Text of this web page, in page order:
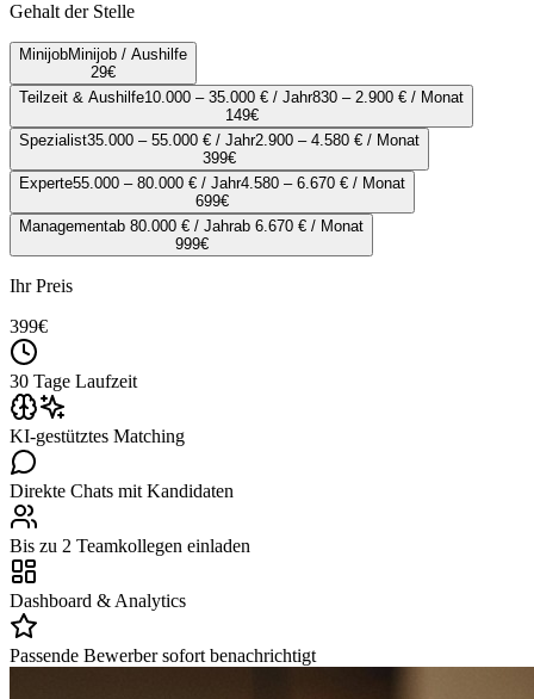
Gehalt der Stelle
MinijobMinijob / Aushilfe
29€
Teilzeit & Aushilfe10.000 – 35.000 € / Jahr830 – 2.900 € / Monat
149€
Spezialist35.000 – 55.000 € / Jahr2.900 – 4.580 € / Monat
399€
Experte55.000 – 80.000 € / Jahr4.580 – 6.670 € / Monat
699€
Managementab 80.000 € / Jahrab 6.670 € / Monat
999€
Ihr Preis
399€
30 Tage Laufzeit
KI-gestütztes Matching
Direkte Chats mit Kandidaten
Bis zu 2 Teamkollegen einladen
Dashboard & Analytics
Passende Bewerber sofort benachrichtigt